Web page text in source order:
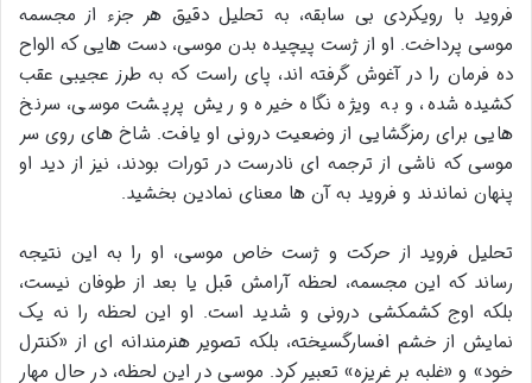
فروید با رویکردی بی سابقه، به تحلیل دقیق هر جزء از مجسمه
موسی پرداخت. او از ژست پیچیده بدن موسی، دست هایی که الواح
ده فرمان را در آغوش گرفته اند، پای راست که به طرز عجیبی عقب
کشیده شده، و به ویژه نگاه خیره و ریش پرپشت موسی، سرنخ
هایی برای رمزگشایی از وضعیت درونی او یافت. شاخ های روی سر
موسی که ناشی از ترجمه ای نادرست در تورات بودند، نیز از دید او
پنهان نماندند و فروید به آن ها معنای نمادین بخشید.
تحلیل فروید از حرکت و ژست خاص موسی، او را به این نتیجه
رساند که این مجسمه، لحظه آرامش قبل یا بعد از طوفان نیست،
بلکه اوج کشمکشی درونی و شدید است. او این لحظه را نه یک
نمایش از خشم افسارگسیخته، بلکه تصویر هنرمندانه ای از «کنترل
خود» و «غلبه بر غریزه» تعبیر کرد. موسی در این لحظه، در حال مهار